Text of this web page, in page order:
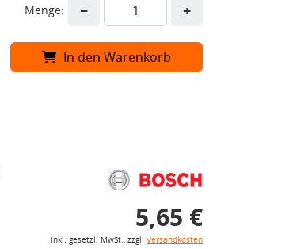
Menge: − +
In den Warenkorb
5,65 €
inkl. gesetzl. MwSt., zzgl. Versandkosten